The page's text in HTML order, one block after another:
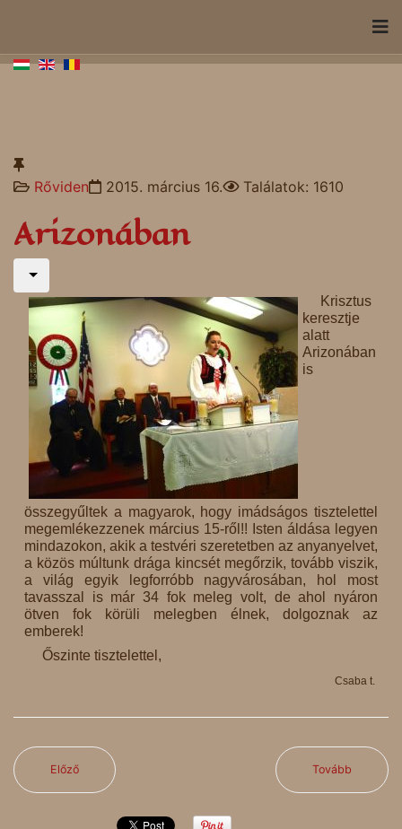
Rőviden 2015. március 16. Találatok: 1610
Arizonában
Krisztus
keresztje
alatt
Arizonában
is
összegyűltek a magyarok, hogy imádságos tisztelettel
megemlékezzenek március 15-ről!! Isten áldása legyen
mindazokon, akik a testvéri szeretetben az anyanyelvet,
a közös múltunk drága kincsét megőrzik, tovább viszik,
a világ egyik legforróbb nagyvárosában, hol most
tavasszal is már 34 fok meleg volt, de ahol nyáron
ötven fok körüli melegben élnek, dolgoznak az
emberek!
Őszinte tisztelettel,
Csaba t.
Előző Tovább